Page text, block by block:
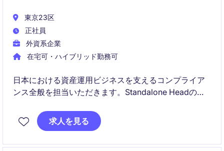
東京23区
正社員
外資系企業
在宅可・ハイブリッド勤務可
日本における資産運用ビジネスを支えるコンプライア
ンス全般を担当いただきます。Standalone Headの立
なポジションです。
求人を見る